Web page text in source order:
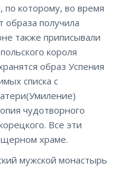
по которому, во время
образа получила
также приписывали
короля
образ Успения
списка с
чудотворного
Все эти
храме.
мужской монастырь